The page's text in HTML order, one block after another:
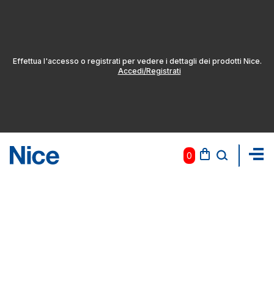
Effettua l'accesso o registrati per vedere i dettagli dei prodotti Nice.
Accedi/Registrati
0